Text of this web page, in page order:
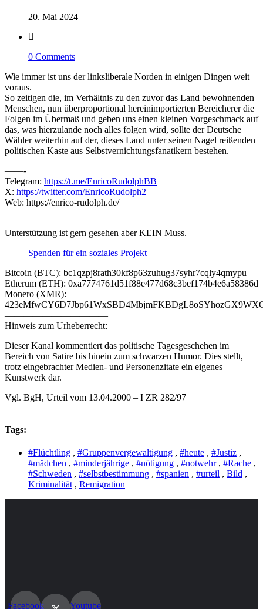
20. Mai 2024
0 Comments
Wie immer ist uns der linksliberale Norden in einigen Dingen weit
voraus.
So zeitigen die, im Verhältnis zu den zuvor das Land bewohnenden
Menschen, nun überproportional hereinimportierten Bereicherer die
Folgen im Übermaß und geben uns einen kleinen Vorgeschmack auf
das, was hierzulande noch alles folgen wird, sollte der Deutsche
Wähler weiterhin auf der, dieses Land unter seinen Nagel reißenden
politischen Kaste aus Selbstvernichtungsfanatikern bestehen.
——-
Telegram: https://t.me/EnricoRudolphBB
X: https://twitter.com/EnricoRudolph2
Web: https://enrico-rudolph.de/
——
Unterstützung ist gern gesehen aber KEIN Muss.
Spenden für ein soziales Projekt
Bitcoin (BTC): bc1qzpj8rath30kf8p63zuhug37syhr7cqly4qmypu
Etherum (ETH): 0xa7774761d51f88e477d68c3bef174b4e6a58386d
Monero (XMR):
———————————
Hinweis zum Urheberrecht:
Dieser Kanal kommentiert das politische Tagesgeschehen im
Bereich von Satire bis hinein zum schwarzen Humor. Dies stellt,
trotz eingebrachter Medien- und Personenzitate ein eigenes
Kunstwerk dar.
Vgl. BgH, Urteil vom 13.04.2000 – I ZR 282/97
Tags:
#Flüchtling , #Gruppenvergewaltigung , #heute , #Justiz ,
#mädchen , #minderjährige , #nötigung , #notwehr, #Rache ,
#Schweden , #selbstbestimmung , #spanien , #urteil , Bild ,
Kriminalität , Remigration
Facebook Youtube